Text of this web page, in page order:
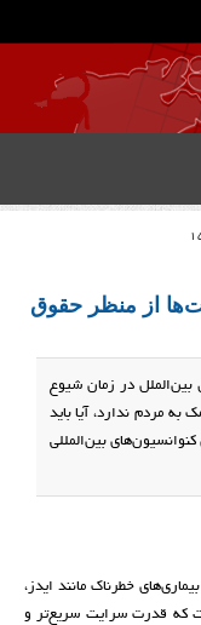
از منظر حقوق
بین‌الملل در زمان شیوع
به مردم ندارد، آیا باید
بین‌المللی
خطرناک مانند ایدز،
که قدرت سرایت سریع‌تر و